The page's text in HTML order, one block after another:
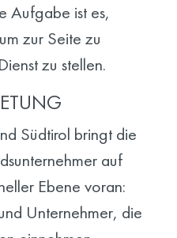
Aufgabe ist es,
zur Seite zu
zu stellen.
Südtirol bringt die
auf
Ebene voran:
Unternehmer, die